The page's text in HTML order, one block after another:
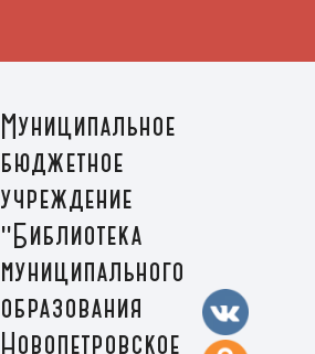
Муниципальное
бюджетное
учреждение
"Библиотека
муниципального
образования
Новопетровское